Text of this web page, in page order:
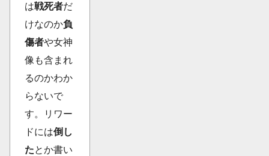
は戦死者だ
けなのか負
傷者や女神
像も含まれ
るのかわか
らないで
す。リワー
ドには倒し
たとか書い